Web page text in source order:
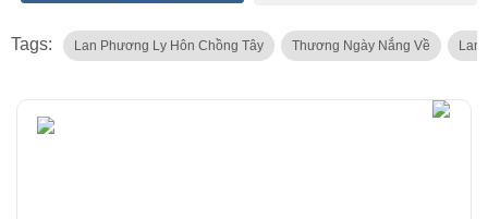
Tags: Lan Phương Ly Hôn Chồng Tây Thương Ngày Nắng Về Lan